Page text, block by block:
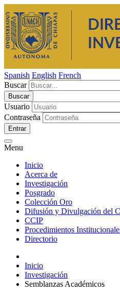
Spanish English French
Buscar
Usuario
Contraseña
Entrar
Menu
Inicio
Acerca de
Investigación
Posgrado
Colección Oro
Difusión y Divulgación del
CCIP
Procedimientos
Directorio
Inicio
Investigación
Semblanzas Académicos